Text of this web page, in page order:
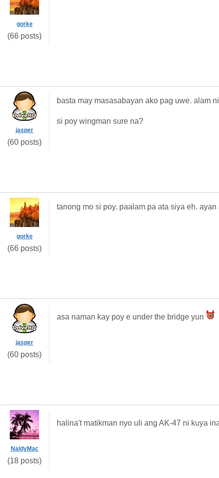
gorke
(66 posts)
jasper
(60 posts)
basta may masasabayan ako pag uwe. alam
si poy wingman sure na?
gorke
(66 posts)
tanong mo si poy. paalam pa ata siya eh.
jasper
(60 posts)
asa naman kay poy e under the bridge yun
NaldyMac
(18 posts)
halina't matikman nyo uli ang AK-47 ni kuya